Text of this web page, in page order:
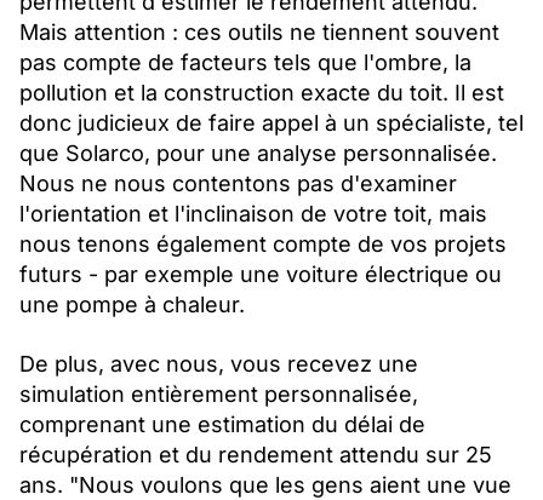
Mais attention : ces outils ne tiennent souvent
pas compte de facteurs tels que l'ombre, la
pollution et la construction exacte du toit. Il est
donc judicieux de faire appel à un spécialiste, tel
que Solarco, pour une analyse personnalisée.
Nous ne nous contentons pas d'examiner
l'orientation et l'inclinaison de votre toit, mais
nous tenons également compte de vos projets
futurs - par exemple une voiture électrique ou
une pompe à chaleur.
De plus, avec nous, vous recevez une
simulation entièrement personnalisée,
comprenant une estimation du délai de
récupération et du rendement attendu sur 25
ans. "Nous voulons que les gens aient une vue